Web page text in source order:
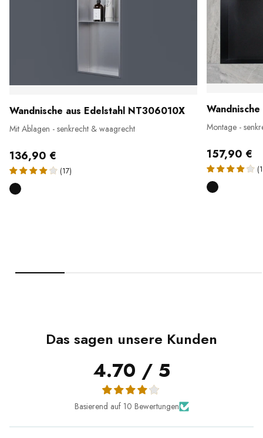
Wandnische aus Edelstahl NT306010X
Mit Ablagen - senkrecht & waagrecht
136,90 €
(17)
Montage -
157,90 €
Das sagen unsere Kunden
4.70 / 5
Basierend auf 10 Bewertungen